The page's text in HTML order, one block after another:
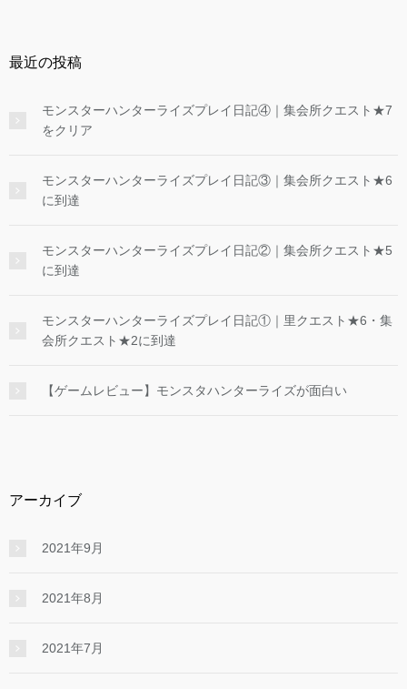
最近の投稿
モンスターハンターライズプレイ日記④｜集会所クエスト★7
をクリア
モンスターハンターライズプレイ日記③｜集会所クエスト★6
に到達
モンスターハンターライズプレイ日記②｜集会所クエスト★5
に到達
モンスターハンターライズプレイ日記①｜里クエスト★6・集
会所クエスト★2に到達
【ゲームレビュー】モンスタハンターライズが面白い
アーカイブ
2021年9月
2021年8月
2021年7月